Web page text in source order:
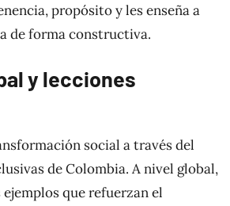
propósito y les enseña a
de forma constructiva.
y lecciones
social a través del
de Colombia. A nivel global,
que refuerzan el